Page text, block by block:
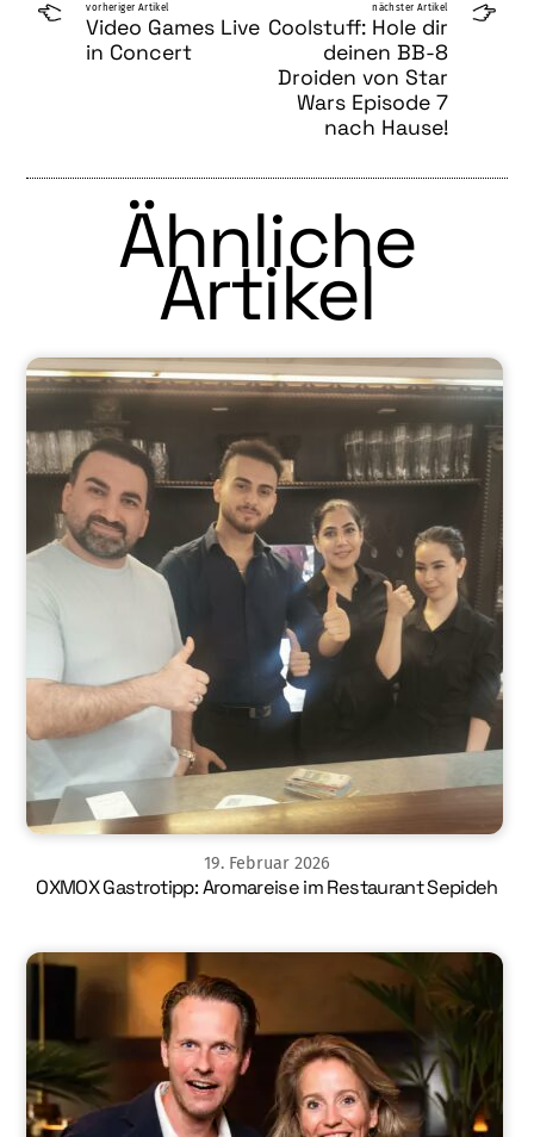
vorheriger Artikel
Video Games Live
in Concert
nächster Artikel
Coolstuff: Hole dir
deinen BB-8
Droiden von Star
Wars Episode 7
nach Hause!
Ähnliche
Artikel
19. Februar 2026
OXMOX Gastrotipp: Aromareise im Restaurant Sepideh